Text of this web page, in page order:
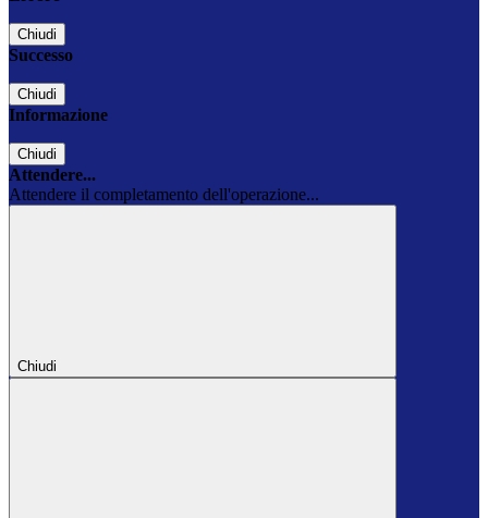
Chiudi
Successo
Chiudi
Informazione
Chiudi
Attendere...
Attendere il completamento dell'operazione...
Chiudi